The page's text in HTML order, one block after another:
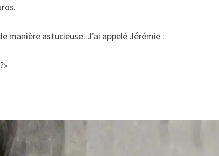
manière astucieuse. J’ai appelé Jérémie :